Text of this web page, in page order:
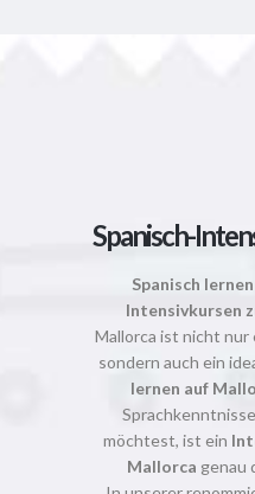
Spanisch-
Spanisch
Intensivkursen
Mallorca ist nicht nur
sondern auch ein
lernen auf
möchtest, ist ein
Mallorca genau